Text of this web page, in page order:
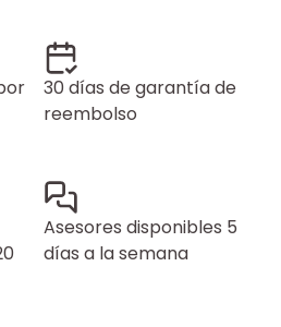
30 días de garantía de
reembolso
Asesores disponibles 5
días a la semana